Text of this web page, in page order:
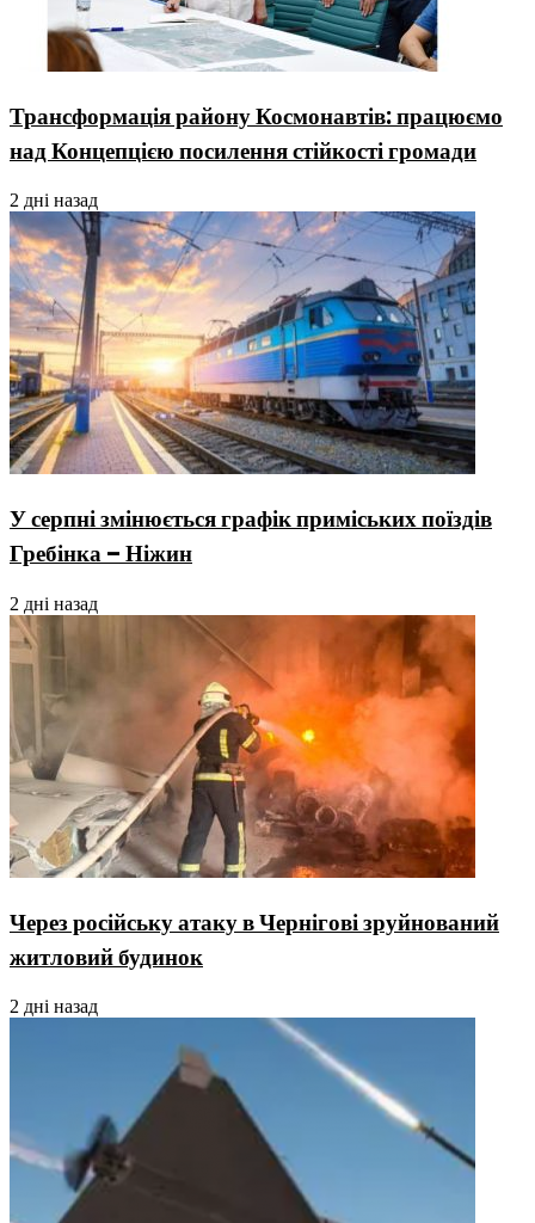
Трансформація району Космонавтів: працюємо
над Концепцією посилення стійкості громади
2 дні назад
У серпні змінюється графік приміських поїздів
Гребінка – Ніжин
2 дні назад
Через російську атаку в Чернігові зруйнований
житловий будинок
2 дні назад